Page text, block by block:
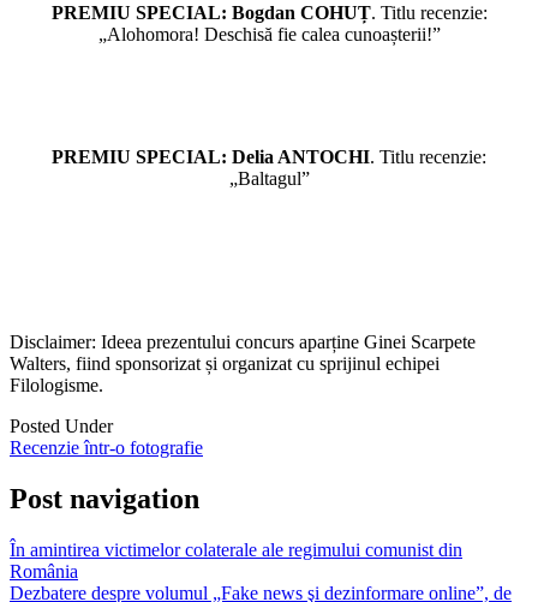
PREMIU SPECIAL: Bogdan COHUȚ. Titlu recenzie:
„Alohomora! Deschisă fie calea cunoașterii!”
PREMIU SPECIAL: Delia ANTOCHI. Titlu recenzie:
„Baltagul”
Disclaimer: Ideea prezentului concurs aparține Ginei Scarpete
Walters, fiind sponsorizat și organizat cu sprijinul echipei
Filologisme.
Posted Under
Recenzie într-o fotografie
Post navigation
În amintirea victimelor colaterale ale regimului comunist din
România
Dezbatere despre volumul „Fake news şi dezinformare online”, de